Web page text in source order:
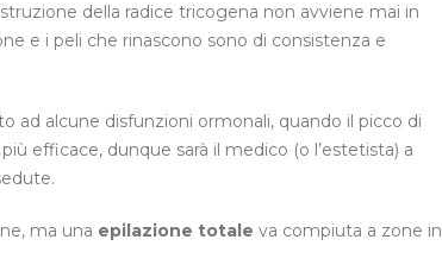
della radice tricogena non avviene mai in
e i peli che rinascono sono di consistenza e
ad alcune disfunzioni ormonali, quando il picco di
efficace, dunque sarà il medico (o l’estetista) a
ma una epilazione totale va compiuta a zone in